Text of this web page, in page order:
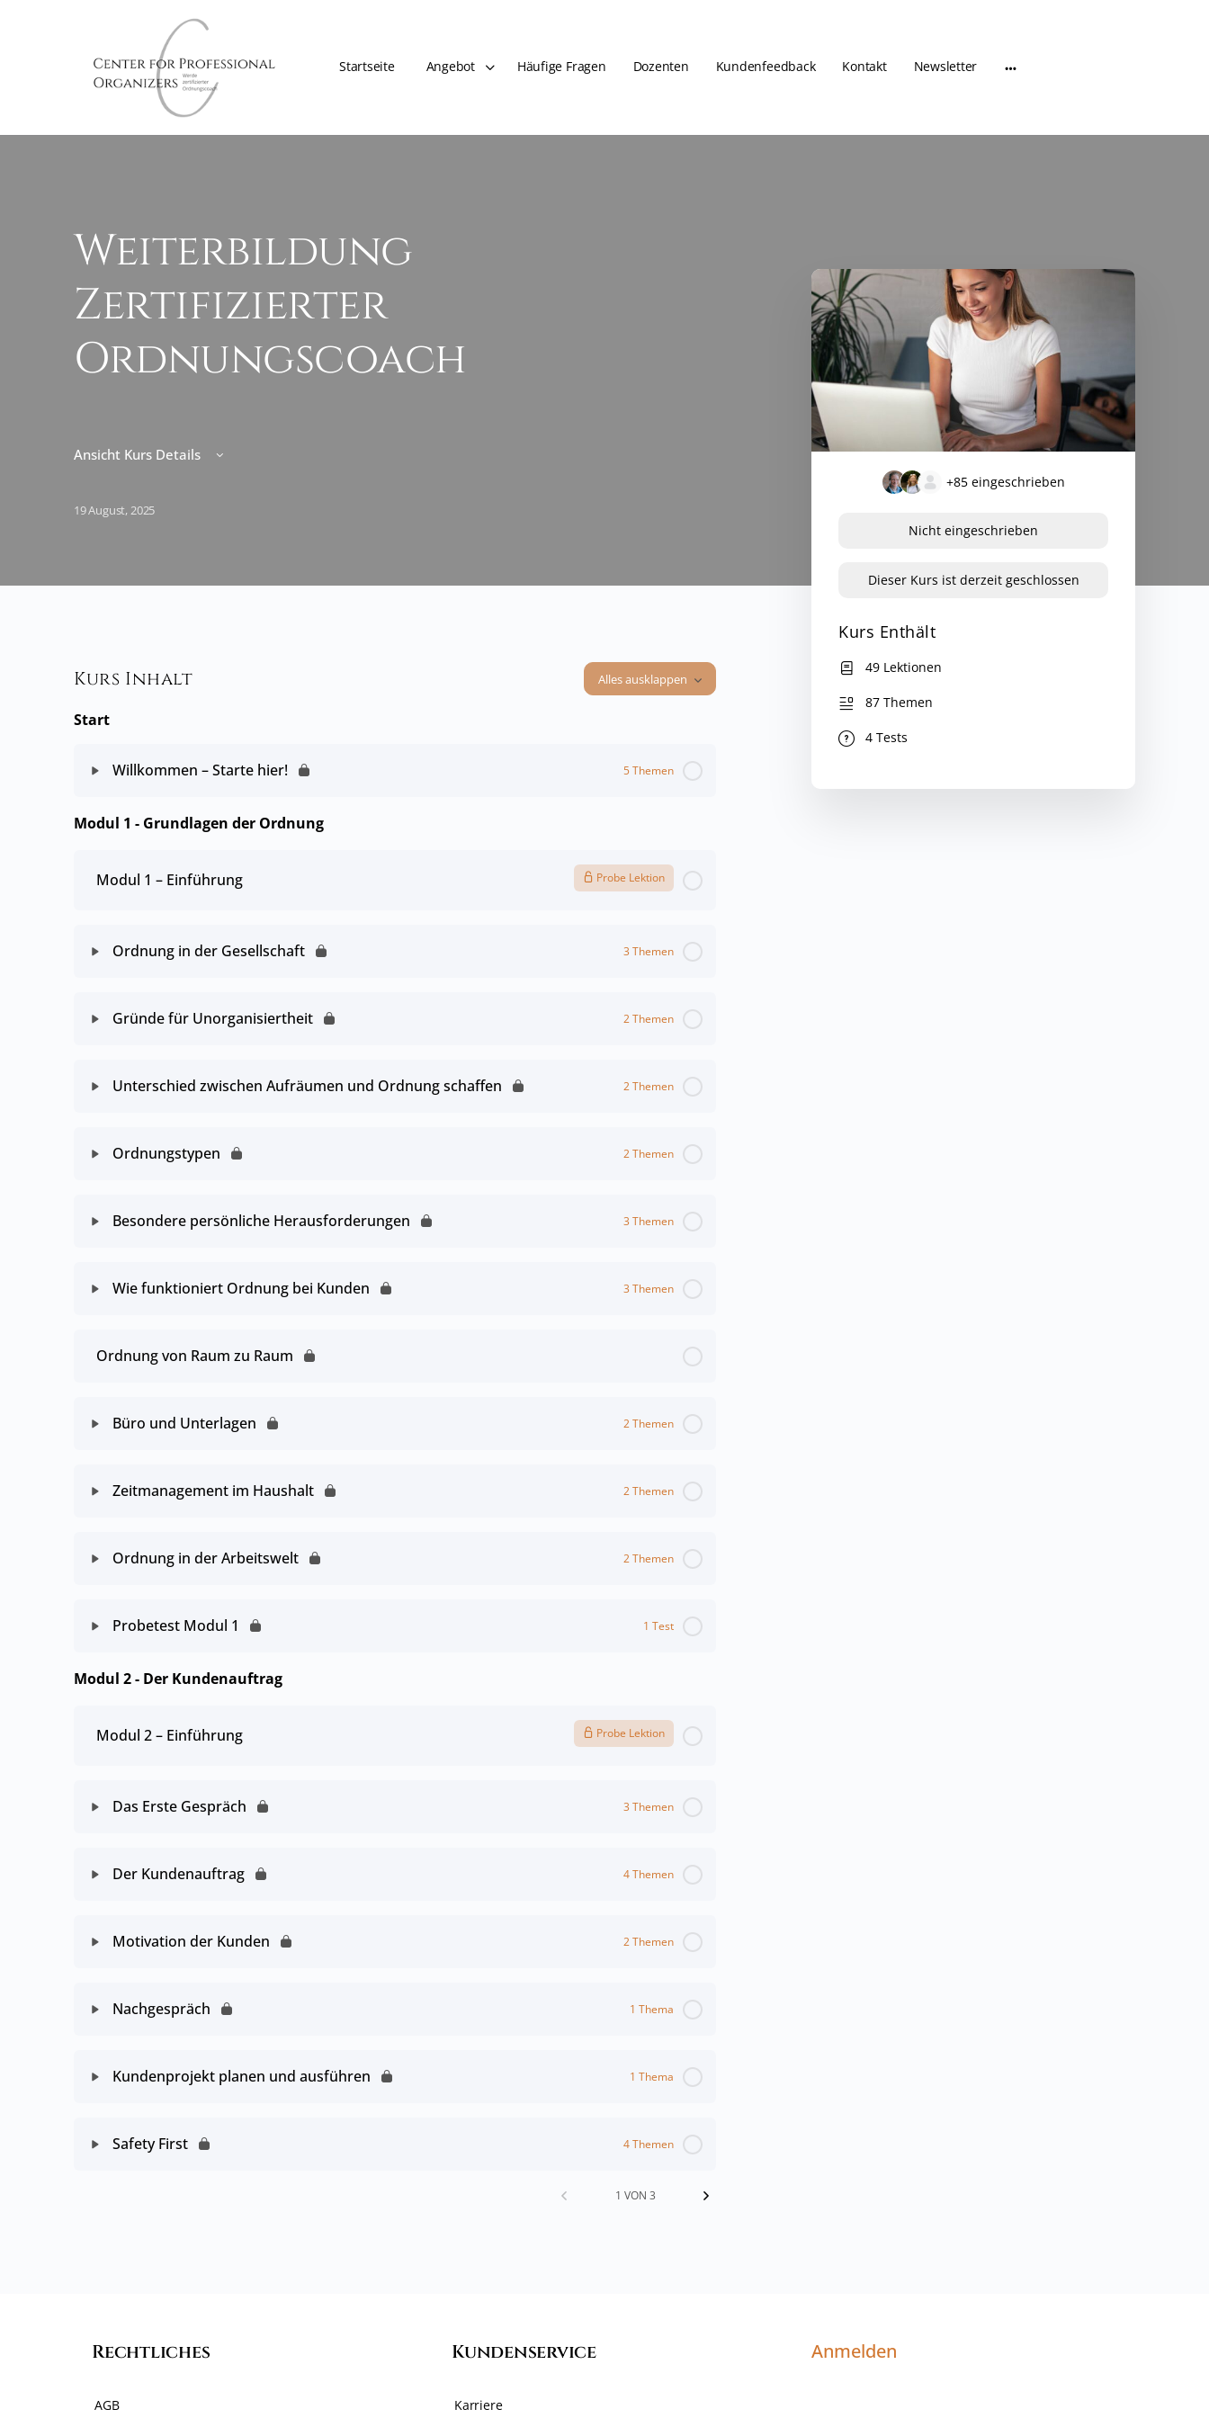
Startseite Angebot Häufige Fragen Dozenten Kundenfeedback Kontakt Newsletter
Weiterbildung
Zertifizierter
Ordnungscoach
Ansicht Kurs Details
19 August, 2025
Kurs Inhalt Alles ausklappen
Start
Willkommen – Starte hier! 5 Themen
Modul 1 - Grundlagen der Ordnung
Modul 1 – Einführung Probe Lektion
Ordnung in der Gesellschaft 3 Themen
Gründe für Unorganisiertheit 2 Themen
Unterschied zwischen Aufräumen und Ordnung schaffen 2 Themen
Ordnungstypen 2 Themen
Besondere persönliche Herausforderungen 3 Themen
Wie funktioniert Ordnung bei Kunden 3 Themen
Ordnung von Raum zu Raum
Büro und Unterlagen 2 Themen
Zeitmanagement im Haushalt 2 Themen
Ordnung in der Arbeitswelt 2 Themen
Probetest Modul 1 1 Test
Modul 2 - Der Kundenauftrag
Modul 2 – Einführung Probe Lektion
Das Erste Gespräch 3 Themen
Der Kundenauftrag 4 Themen
Motivation der Kunden 2 Themen
Nachgespräch 1 Thema
Kundenprojekt planen und ausführen 1 Thema
Safety First 4 Themen
1 VON 3
+85 eingeschrieben
Nicht eingeschrieben
Dieser Kurs ist derzeit geschlossen
Kurs Enthält
49 Lektionen
87 Themen
4 Tests
Rechtliches
AGB
Kundenservice
Karriere
Anmelden